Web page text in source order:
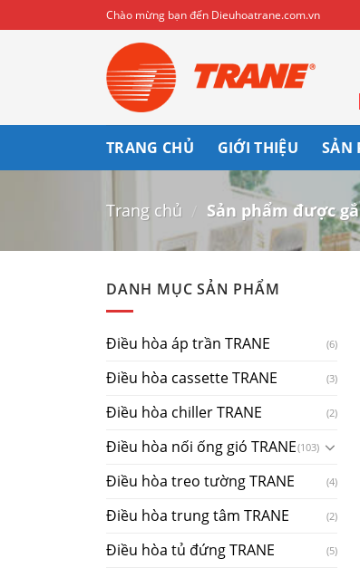
to
Chào mừng bạn đến Dieuhoatrane.com.vn
TRANG CHỦ GIỚI THIỆU SẢN
Trang chủ / Sản phẩm được
DANH MỤC SẢN PHẨM
Điều hòa áp trần TRANE (6)
Điều hòa cassette TRANE (3)
Điều hòa chiller TRANE (2)
Điều hòa nối ống gió TRANE(103)
Điều hòa treo tường TRANE (4)
Điều hòa trung tâm TRANE (2)
Điều hòa tủ đứng TRANE (5)